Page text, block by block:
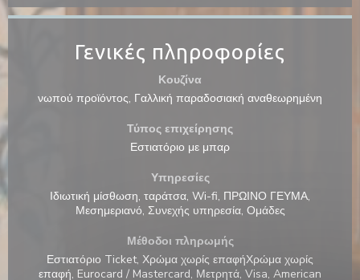
Γενικές πληροφορίες
Κουζίνα
νωπού προϊόντος, Γαλλική παραδοσιακή αναθεωρημένη
Τύπος επιχείρησης
Εστιατόριο με μπαρ
Υπηρεσίες
Ιδιωτική μίσθωση, ταράτσα, Wi-fi, ΠΡΩΙΝΟ ΓΕΥΜΑ,
Μεσημεριανό, Συνεχής υπηρεσία, Ομάδες
Μέθοδοι πληρωμής
Εστιατόριο Ticket, Χρώμα χωρίς επαφήΧρώμα χωρίς
επαφή, Eurocard / Mastercard, Μετρητά, Visa, American